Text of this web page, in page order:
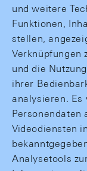
und weitere
Funktionen,
stellen,
Verknüpfungen
und die
ihrer
analysieren. Es
Personendaten
Videodiensten
Analysetools